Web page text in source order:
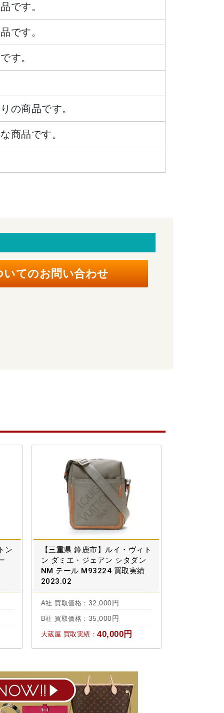
です。
です。
す。
の商品です。
商品です。
いてのお問い合わせ
ン
【三重県 鈴鹿市】ルイ・ヴィト
ン ダミエ・ジェアン シタダン
NM テール M93224 買取実績
2023.02
A社 買取価格： 32,000円
B社 買取価格： 35,000円
大蔵屋 買取実績： 40,000円